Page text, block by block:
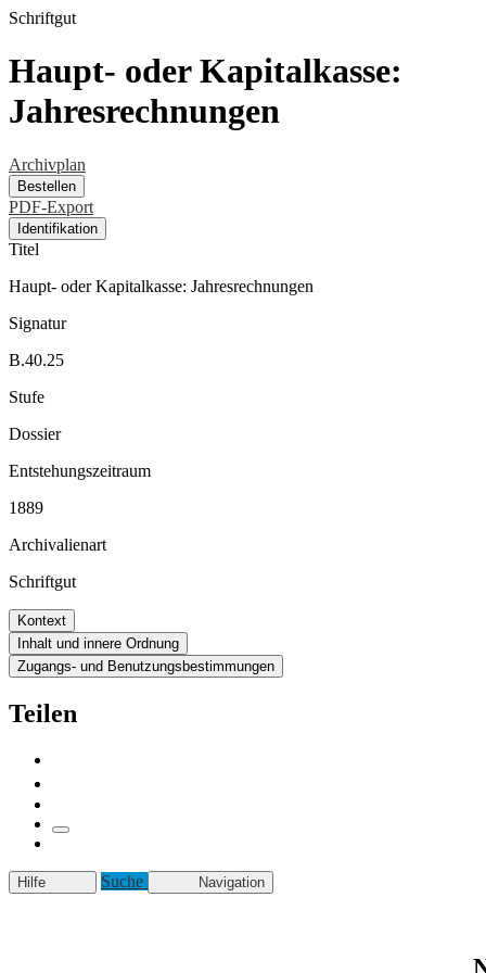
Schriftgut
Haupt- oder Kapitalkasse:
Jahresrechnungen
Archivplan
Bestellen
PDF-Export
Identifikation
Titel
Haupt- oder Kapitalkasse: Jahresrechnungen
Signatur
B.40.25
Stufe
Dossier
Entstehungszeitraum
1889
Archivalienart
Schriftgut
Kontext
Inhalt und innere Ordnung
Zugangs- und Benutzungsbestimmungen
Teilen
Hilfe Suche Navigation